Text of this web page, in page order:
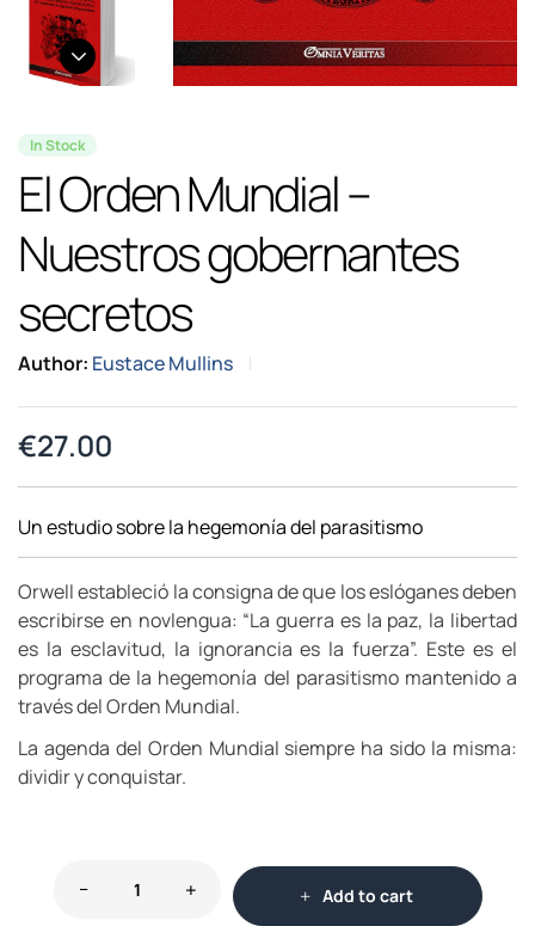
In Stock
El Orden Mundial –
Nuestros gobernantes
secretos
Author: Eustace Mullins
€27.00
Un estudio sobre la hegemonía del parasitismo
Orwell estableció la consigna de que los eslóganes deben
escribirse en novlengua: “La guerra es la paz, la libertad
es la esclavitud, la ignorancia es la fuerza”. Este es el
programa de la hegemonía del parasitismo mantenido a
través del Orden Mundial.
La agenda del Orden Mundial siempre ha sido la misma:
dividir y conquistar.
Add to cart